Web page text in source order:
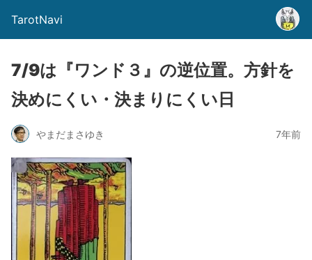
TarotNavi
7/9は『ワンド３』の逆位置。方針を
決めにくい・決まりにくい日
やまだまさゆき 7年前